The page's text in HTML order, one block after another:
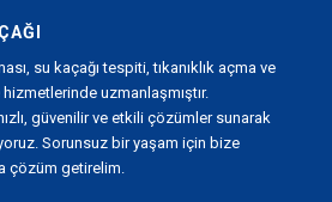
su kaçağı tespiti, tıkanıklık açma ve
uzmanlaşmıştır.
güvenilir ve etkili çözümler sunarak
Sorunsuz bir yaşam için bize
çözüm getirelim.